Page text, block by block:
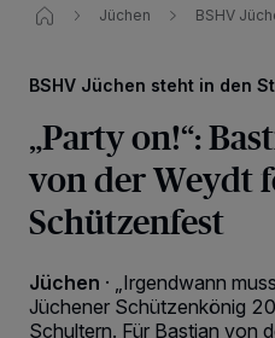
Jüchen BSHV
BSHV Jüchen steht in den
„Party on!“:
von der Weydt
Schützenfest
Jüchen · „Irgendwann
Jüchener Schützenkönig
Schultern. Für Bastian von